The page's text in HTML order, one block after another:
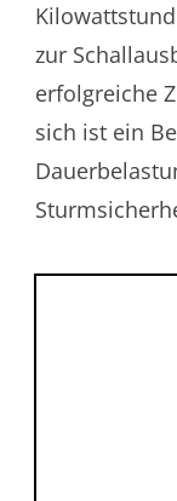
zur
erfolgreiche
sich ist ein